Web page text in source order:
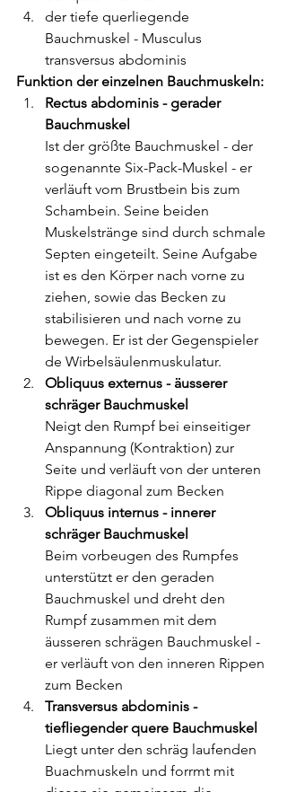
der tiefe querliegende
Bauchmuskel - Musculus
transversus abdominis
Funktion der einzelnen Bauchmuskeln:
Rectus abdominis - gerader
Bauchmuskel
Ist der größte Bauchmuskel - der
sogenannte Six-Pack-Muskel - er
verläuft vom Brustbein bis zum
Schambein. Seine beiden
Muskelstränge sind durch schmale
Septen eingeteilt. Seine Aufgabe
ist es den Körper nach vorne zu
ziehen, sowie das Becken zu
stabilisieren und nach vorne zu
bewegen. Er ist der Gegenspieler
de Wirbelsäulenmuskulatur.
Obliquus externus - äusserer
schräger Bauchmuskel
Neigt den Rumpf bei einseitiger
Anspannung (Kontraktion) zur
Seite und verläuft von der unteren
Rippe diagonal zum Becken
Obliquus internus - innerer
schräger Bauchmuskel
Beim vorbeugen des Rumpfes
unterstützt er den geraden
Bauchmuskel und dreht den
Rumpf zusammen mit dem
äusseren schrägen Bauchmuskel -
er verläuft von den inneren Rippen
zum Becken
Transversus abdominis -
tiefliegender quere Bauchmuskel
Liegt unter den schräg laufenden
Buachmuskeln und forrmt mit